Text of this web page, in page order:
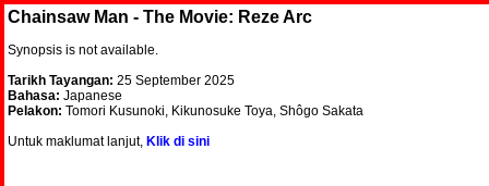
Chainsaw Man - The Movie: Reze Arc
Synopsis is not available.
Tarikh Tayangan: 25 September 2025
Bahasa: Japanese
Pelakon: Tomori Kusunoki, Kikunosuke Toya, Shôgo Sakata
Untuk maklumat lanjut, Klik di sini